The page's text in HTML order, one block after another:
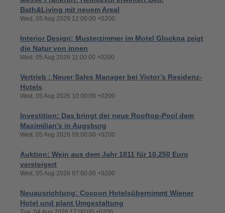
Bath&Living mit neuem Areal
Wed, 05 Aug 2026 12:00:00 +0200
Interior Design: Musterzimmer im Motel Glockna zeigt
die Natur von innen
Wed, 05 Aug 2026 11:00:00 +0200
Vertrieb : Neuer Sales Manager bei Victor’s Residenz-
Hotels
Wed, 05 Aug 2026 10:00:00 +0200
Investition: Das bringt der neue Rooftop-Pool dem
Maximilian’s in Augsburg
Wed, 05 Aug 2026 09:00:00 +0200
Auktion: Wein aus dem Jahr 1811 für 10.250 Euro
versteigert
Wed, 05 Aug 2026 07:00:00 +0200
Neuausrichtung: Cocoon Hotelsübernimmt Wiener
Hotel und plant Umgestaltung